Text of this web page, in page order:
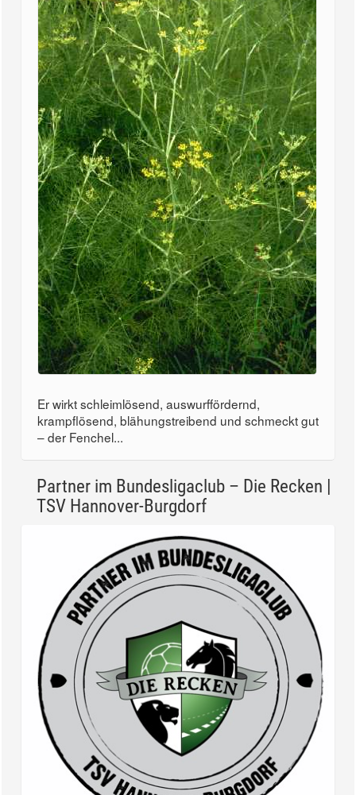
Er wirkt schleimlösend, auswurffördernd,
krampflösend, blähungstreibend und schmeckt gut
– der Fenchel...
Partner im Bundesligaclub – Die Recken |
TSV Hannover-Burgdorf